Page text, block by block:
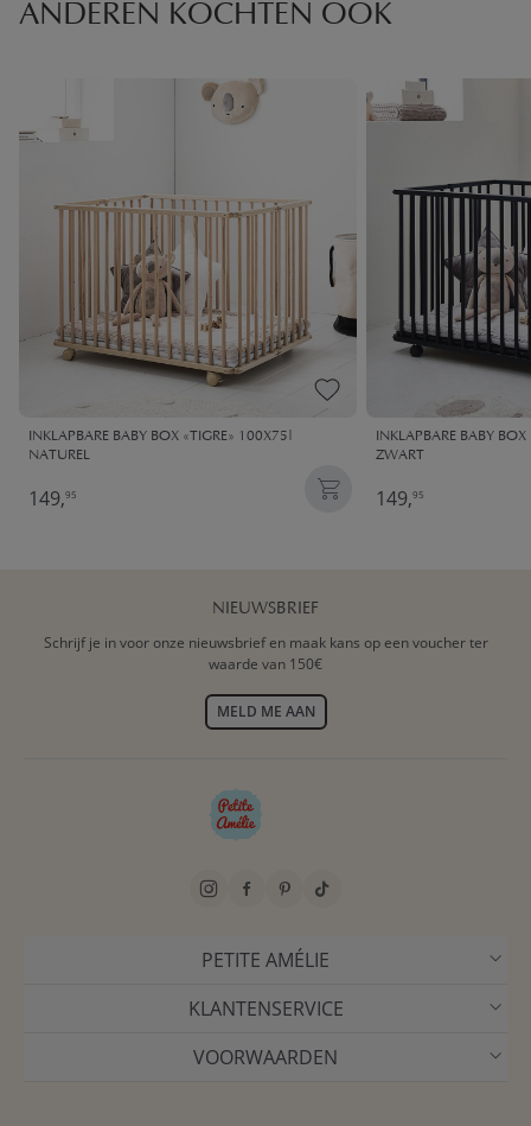
ANDEREN KOCHTEN OOK
INKLAPBARE BABY BOX «TIGRE» 100X75|
NATUREL
149,95
INKLAPBARE BABY
ZWART
149,95
NIEUWSBRIEF
Schrijf je in voor onze nieuwsbrief en maak kans op een voucher ter
waarde van 150€
MELD ME AAN
PETITE AMÉLIE
KLANTENSERVICE
VOORWAARDEN